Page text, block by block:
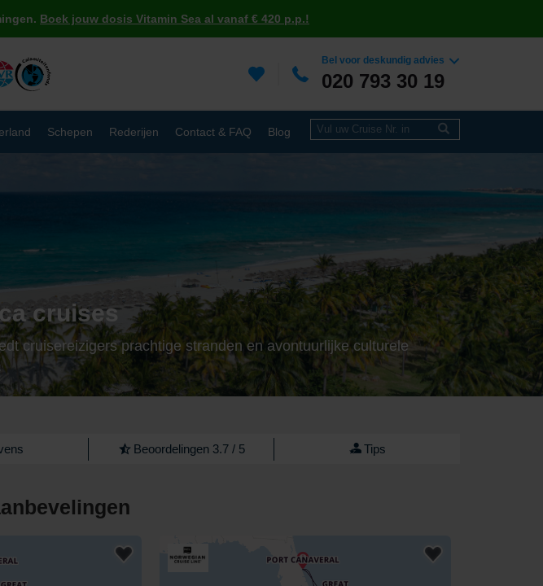
Boek jouw dosis Vitamin Sea al vanaf € 420 p.p.!
Bel voor deskundig advies
020 793 30 19
Schepen Rederijen Contact & FAQ Blog
cruises
cruisereizigers prachtige stranden en avontuurlijke culturele
Beoordelingen 3.7 / 5 Tips